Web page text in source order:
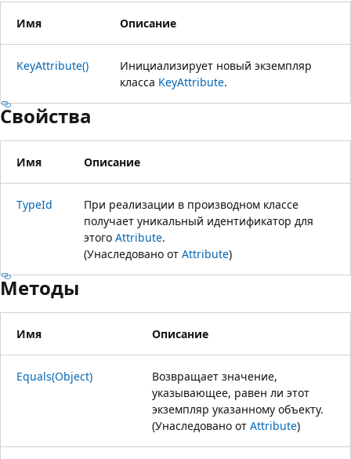
Имя Описание
KeyAttribute()
Инициализирует новый экземпляр
класса KeyAttribute.
Свойства
Имя Описание
TypeId
При реализации в производном классе
получает уникальный идентификатор для
этого Attribute.
(Унаследовано от Attribute)
Методы
Имя Описание
Equals(Object)
Возвращает значение,
указывающее, равен ли этот
экземпляр указанному объекту.
(Унаследовано от Attribute)